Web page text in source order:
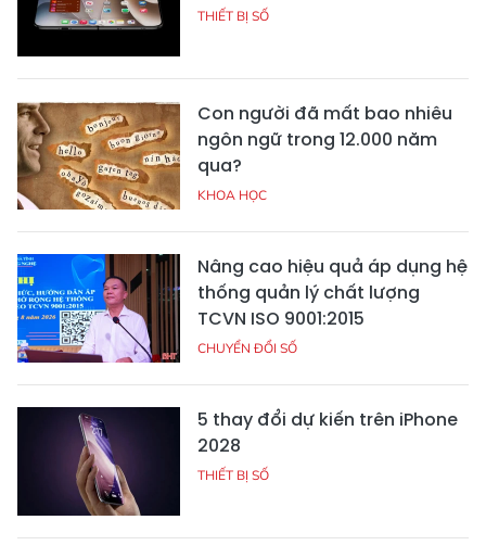
THIẾT BỊ SỐ
Con người đã mất bao nhiêu
ngôn ngữ trong 12.000 năm
qua?
KHOA HỌC
Nâng cao hiệu quả áp dụng hệ
thống quản lý chất lượng
TCVN ISO 9001:2015
CHUYỂN ĐỔI SỐ
5 thay đổi dự kiến trên iPhone
2028
THIẾT BỊ SỐ